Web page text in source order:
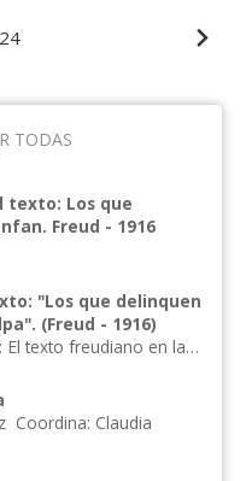
TODAS
texto: Los que
Freud - 1916
(Freud - 1916)
El texto freudiano en la